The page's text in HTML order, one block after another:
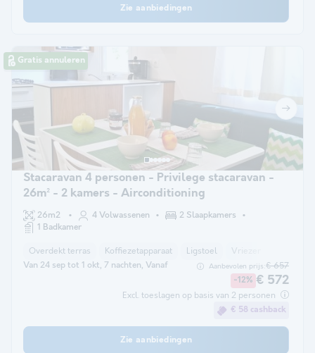
Zie aanbiedingen
Gratis annuleren
Stacaravan 4 personen - Privilege stacaravan -
26m² - 2 kamers - Airconditioning
26m2 4 Volwassenen
2 Slaapkamers
1 Badkamer
Overdekt terras Koffiezetapparaat Ligstoel Vriezer
Van 24 sep tot 1 okt, 7 nachten, Vanaf Aanbevolen prijs:€ 657
-12% € 572
Excl. toeslagen op basis van 2 personen
€ 58 cashback
Zie aanbiedingen